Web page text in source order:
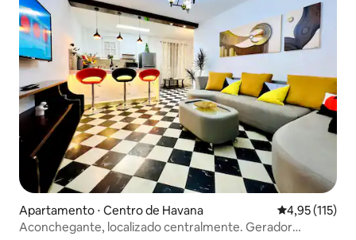
Apartamento ⋅ Centro de Havana 4,95 de uma
4,95 (115)
Aconchegante, localizado centralmente. Gerador